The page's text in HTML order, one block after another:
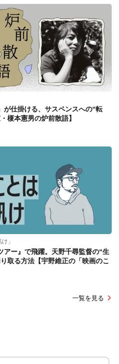
が仕掛ける、サスペンスへの“転
榎本憲男の炉前散語】
」
アー』で飛躍。天野千尋監督の“生
取る方法【宇野維正の「映画のこ
一覧を見る